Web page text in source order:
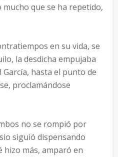
que se ha repetido,
en su vida, se
la desdicha empujaba
hasta el punto de
proclamándose
no se rompió por
siguió dispensando
hizo más, amparó en